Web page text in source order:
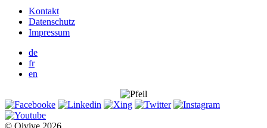
Kontakt
Datenschutz
Impressum
de
fr
en
© Qivive 2026